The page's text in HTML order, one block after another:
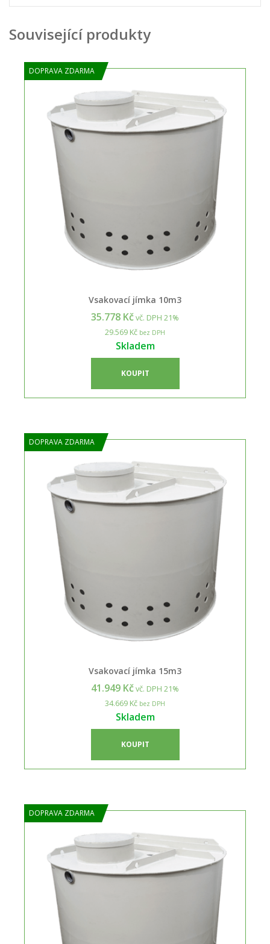
Související produkty
DOPRAVA ZDARMA
Vsakovací jímka 10m3
35.778 Kčvč. DPH 21%
29.569 Kč bez DPH
Skladem
KOUPIT
DOPRAVA ZDARMA
Vsakovací jímka 15m3
41.949 Kčvč. DPH 21%
34.669 Kč bez DPH
Skladem
KOUPIT
DOPRAVA ZDARMA